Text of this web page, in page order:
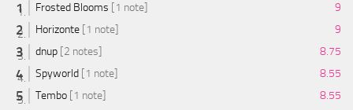
Frosted Blooms [1 note]
9
Horizonte [1 note]
9
dnup [2 notes]
8.75
Spyworld [1 note]
8.55
Tembo [1 note]
8.55